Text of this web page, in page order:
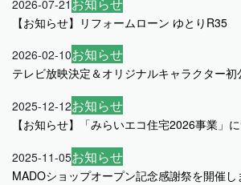
2026-07-21
【お知らせ】リフォームローン ゆとりR35
2026-02-10お知らせ
テレビ放映決定＆オリジナルキャラクター初
2025-12-12お知らせ
【お知らせ】「みらいエコ住宅2026事業」
2025-11-05お知らせ
MADOショップオープン記念感謝祭を開催し